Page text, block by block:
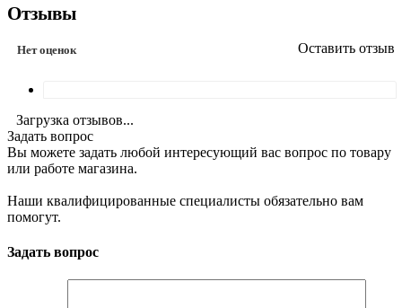
Отзывы
Нет оценок Оставить отзыв
Загрузка отзывов...
Задать вопрос
Вы можете задать любой интересующий вас вопрос по товару
или работе магазина.
Наши квалифицированные специалисты обязательно вам
помогут.
Задать вопрос